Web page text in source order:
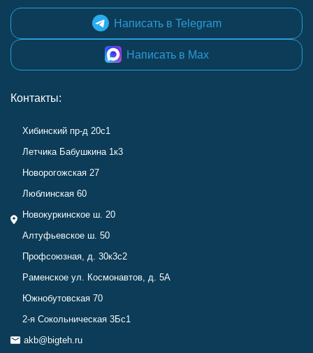
Написать в Telegram
Написать в Max
Контакты:
Хибинский пр-д 20с1
Летчика Бабушкина 1к3
Новорогожская 27
Люблинская 60
Новокуркинское ш. 20
Алтуфьевское ш. 50
Профсоюзная, д. 30к3с2
Раменское ул. Космонавтов, д. 5А
Южнобутовская 70
2-я Сокольническая 3Бс1
akb@bigteh.ru